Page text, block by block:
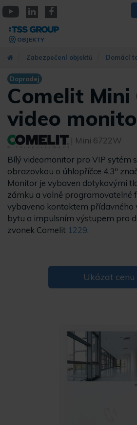
Přejít
k
hlavnímu
obsahuOBJEKTY
Zabezpečení objektů Domácí
Doprodej
Comelit
video
| Mini 6722W
Bílý videomonitor pro VIP sytém
obrazovkou o úhlopříčce 4,3"
Monitor je vybaven dotykovými
zámku a volně programovatelné
vybaveno kontaktem přídavného
bytu a impulsním výstupem pro
zvonek Comelit 1229.
Ukázat cenu